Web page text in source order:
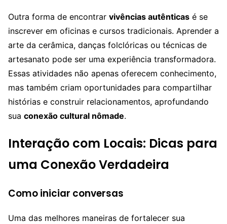
Outra forma de encontrar vivências autênticas é se
inscrever em oficinas e cursos tradicionais. Aprender a
arte da cerâmica, danças folclóricas ou técnicas de
artesanato pode ser uma experiência transformadora.
Essas atividades não apenas oferecem conhecimento,
mas também criam oportunidades para compartilhar
histórias e construir relacionamentos, aprofundando
sua conexão cultural nômade.
Interação com Locais: Dicas para
uma Conexão Verdadeira
Como iniciar conversas
Uma das melhores maneiras de fortalecer sua